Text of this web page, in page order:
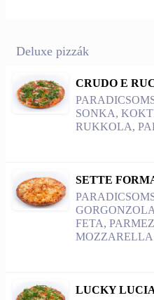
Deluxe pizzák
CRUDO E
SONKA,
RUKKOLA,
SETTE
FETA,
MOZZARELLA
LUCKY